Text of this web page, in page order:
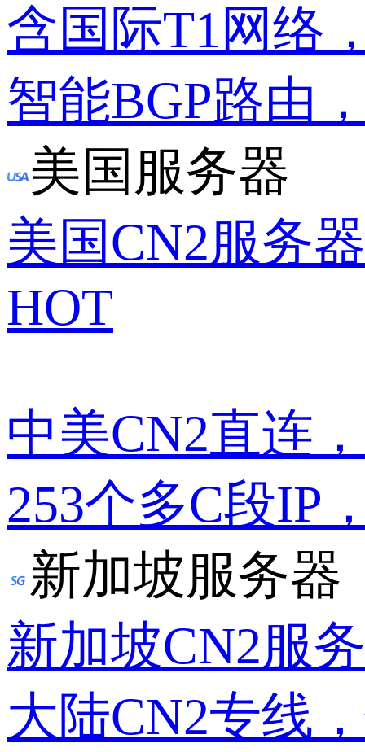
含国际T1网络
智能BGP路由
美国服务器
美国CN2服务器
HOT
中美CN2直连
253个多C段IP
新加坡服务器
新加坡CN2服
大陆CN2专线